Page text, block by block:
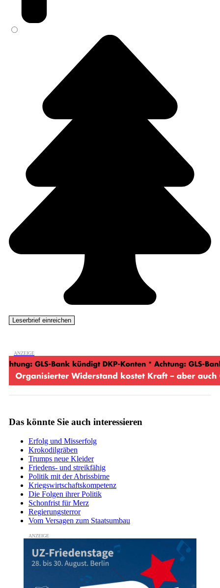
Das könnte Sie auch interessieren
Erfolg und Misserfolg
Krokodilgräben
Trumps neue Kleider
Friedens- und streikfähig
Politik mit der Abrissbirne
Kriegswirtschaftskompetenz
Die Folgen ihrer Politik
Schonfrist für Merz
Regierungsterror
Vom Versagen zum Staatsumbau